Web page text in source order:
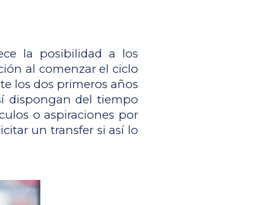
la posibilidad a los
al comenzar el ciclo
los dos primeros años
dispongan del tiempo
o aspiraciones por
un transfer si así lo